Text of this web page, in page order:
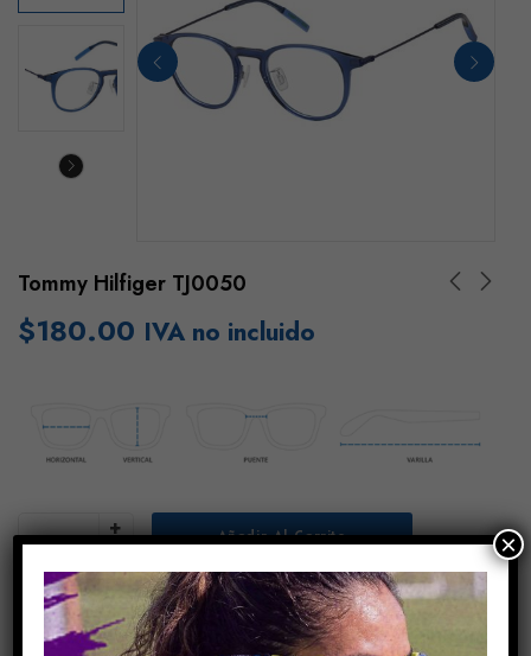
Tommy Hilfiger TJ0050
$180.00 IVA no incluido
Añadir Al Carrito
COMPARE
×